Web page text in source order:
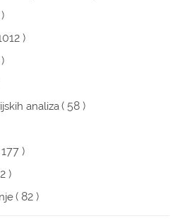
)
analiza( 58 )
)
)
( 82 )